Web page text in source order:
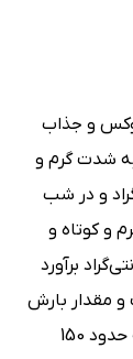
و جذاب
شدت گرم و
41 درجه سانتیگراد و در شب
و کوتاه و
در شب 14 درجه سانتی‌گراد برآورد
مقدار بارش
باران در دهه‌های اخیر افزایش پیدا کرده و سالانه حدود 150